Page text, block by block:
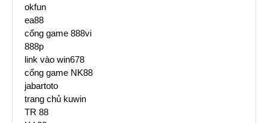
okfun
ea88
cổng game 888vi
888p
link vào win678
cổng game NK88
jabartoto
trang chủ kuwin
TR 88